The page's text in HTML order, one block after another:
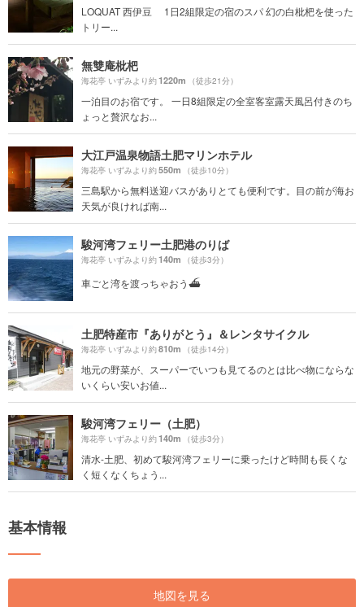
LOQUAT 西伊豆 1日2組限定の宿のスパ 幻の白枇杷を使った
トリー...
無雙庵枇杷
海花亭 いずみより約1220m （徒歩21分）
一泊目のお宿です。 一日8組限定の全室客室露天風呂付きのち
ょっと贅沢なお...
大江戸温泉物語土肥マリンホテル
海花亭 いずみより約550m （徒歩10分）
三島駅から無料送迎バスがありとても便利です。目の前が海お
天気が良ければ南...
駿河湾フェリー土肥港のりば
海花亭 いずみより約140m （徒歩3分）
車ごと湾を渡っちゃおう⛴
土肥特産市『ありがとう』＆レンタサイクル
海花亭 いずみより約810m （徒歩14分）
地元の野菜が、スーパーでいつも見てるのとは比べ物にならな
いくらい安いお値...
駿河湾フェリー（土肥）
海花亭 いずみより約140m （徒歩3分）
清水-土肥、初めて駿河湾フェリーに乗ったけど時間も長くな
く短くなくちょう...
基本情報
地図を見る